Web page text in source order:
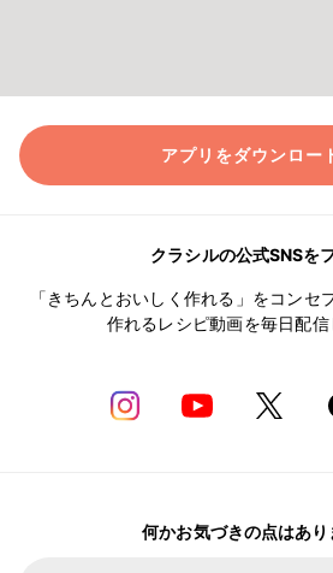
アプリをダウンロー
クラシルの公式SNSを
「きちんとおいしく作れる」をコンセ
作れるレシピ動画を毎日配信
何かお気づきの点はあり